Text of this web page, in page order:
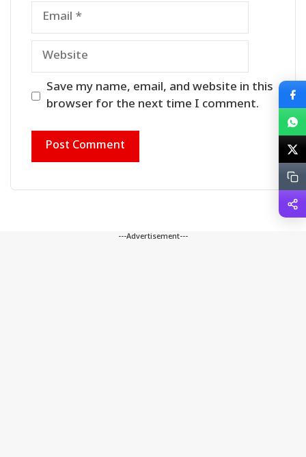
Email
Website
Save my name, email, and website in this
browser for the next time I comment.
---Advertisement---